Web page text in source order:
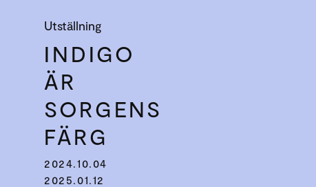
Utställning
INDIGO
ÄR
SORGENS
FÄRG
2024.10.04
2025.01.12